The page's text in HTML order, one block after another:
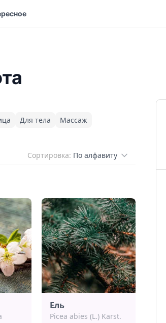
Для тела
Массаж
Сортировка: По алфавиту
Ель
Picea abies (L.) Karst.